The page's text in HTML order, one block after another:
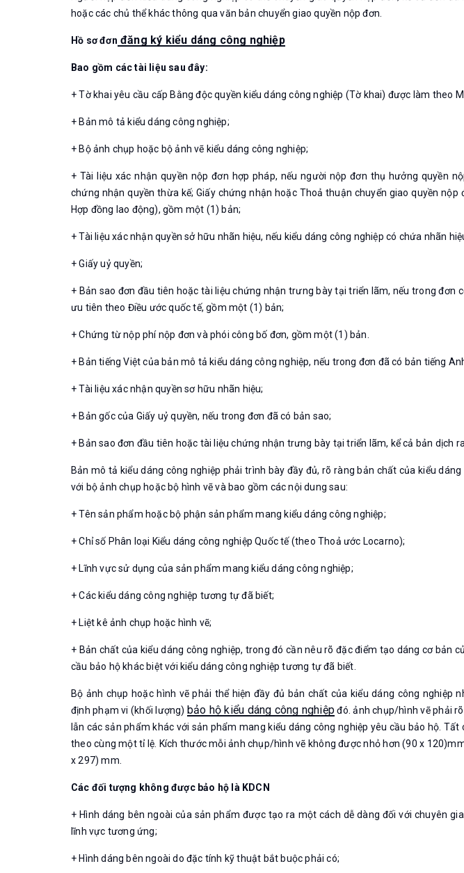
hoặc các chủ thể khác thông qua văn bản chuyển giao quyền nộp đơn.
Hồ sơ đơn đăng ký kiểu dáng công nghiệp
Bao gồm các tài liệu sau đây:
+ Tờ khai yêu cầu cấp Bằng độc quyền kiểu dáng công nghiệp (Tờ khai) được làm theo
+ Bản mô tả kiểu dáng công nghiệp;
+ Bộ ảnh chụp hoặc bộ ảnh vẽ kiểu dáng công nghiệp;
+ Tài liệu xác nhận quyền nộp đơn hợp pháp, nếu người nộp đơn thụ hưởng quyền
chứng nhận quyền thừa kế; Giấy chứng nhận hoặc Thoả thuận chuyển giao quyền nộp
Hợp đồng lao động), gồm một (1) bản;
+ Tài liệu xác nhận quyền sở hữu nhãn hiệu, nếu kiểu dáng công nghiệp có chứa nhãn
+ Giấy uỷ quyền;
+ Bản sao đơn đầu tiên hoặc tài liệu chứng nhận trưng bày tại triển lãm, nếu trong đơn
ưu tiên theo Điều ước quốc tế, gồm một (1) bản;
+ Chứng từ nộp phí nộp đơn và phói công bố đơn, gồm một (1) bản.
+ Bản tiếng Việt của bản mô tả kiểu dáng công nghiệp, nếu trong đơn đã có bản tiếng
+ Tài liệu xác nhận quyền sơ hữu nhãn hiệu;
+ Bản gốc của Giấy uỷ quyền, nếu trong đơn đã có bản sao;
+ Bản sao đơn đầu tiên hoặc tài liệu chứng nhận trưng bày tại triển lãm, kể cả bản dịch
Bản mô tả kiểu dáng công nghiệp phải trình bày đầy đủ, rõ ràng bản chất của kiểu
với bộ ảnh chụp hoặc bộ hình vẽ và bao gồm các nội dung sau:
+ Tên sản phẩm hoặc bộ phận sản phẩm mang kiểu dáng công nghiệp;
+ Chỉ số Phân loại Kiểu dáng công nghiệp Quốc tế (theo Thoả ước Locarno);
+ Lĩnh vực sử dụng của sản phẩm mang kiểu dáng công nghiệp;
+ Các kiểu dáng công nghiệp tương tự đã biết;
+ Liệt kê ảnh chụp hoặc hình vẽ;
+ Bản chất của kiểu dáng công nghiệp, trong đó cần nêu rõ đặc điểm tạo dáng cơ bản
cầu bảo hộ khác biệt với kiểu dáng công nghiệp tương tự đã biết.
Bộ ảnh chụp hoặc hình vẽ phải thể hiện đầy đủ bản chất của kiểu dáng công nghiệp
định phạm vi (khối lượng) bảo hộ kiểu dáng công nghiệpđó. ảnh chụp/hình vẽ phải
lẫn các sản phẩm khác với sản phẩm mang kiểu dáng công nghiệp yêu cầu bảo hộ.
theo cùng một tỉ lệ. Kích thước mỗi ảnh chụp/hình vẽ không được nhỏ hơn (90 x
x 297) mm.
Các đối tượng không được bảo hộ là KDCN
+ Hình dáng bên ngoài của sản phẩm được tạo ra một cách dễ dàng đối với chuyên
lĩnh vực tương ứng;
+ Hình dáng bên ngoài do đặc tính kỹ thuật bắt buộc phải có;